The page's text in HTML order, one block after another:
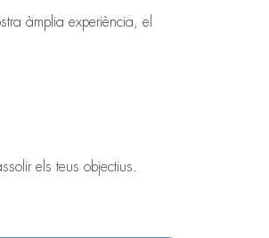
àmplia experiència, el
els teus objectius.